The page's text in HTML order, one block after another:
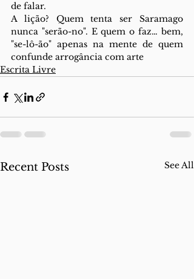
de falar.
A lição? Quem tenta ser Saramago
nunca "serão-no". E quem o faz… bem,
"se-lô-ão" apenas na mente de quem
confunde arrogância com arte
Escrita Livre
Recent Posts See All